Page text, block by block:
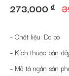
Giá
là:
390,000 đ.
273,000 đGiá
tại
là:
– Chất liệu: Da bò
– Kích thước bản
– Mô tả ngắn sản